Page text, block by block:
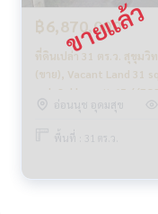
฿6,870,000
ที่ดินเปล่า 31 ตร.ว. สุขุมวิ
(ขาย), Vacant Land 31
wah Sukhumvit 65 / (FOR
SALE) DK007
อ่อนนุช อุดมสุข
พื้นที่ : 31 ตร.ว.